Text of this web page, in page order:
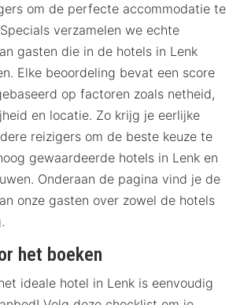
om de perfecte accommodatie te
verzamelen we echte
gasten die in de hotels in Lenk
Elke beoordeling bevat een score
op factoren zoals netheid,
en locatie. Zo krijg je eerlijke
reizigers om de beste keuze te
gewaardeerde hotels in Lenk en
Onderaan de pagina vind je de
onze gasten over zowel de hotels
het boeken
ideale hotel in Lenk is eenvoudig